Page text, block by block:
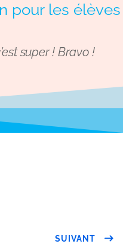
pour les élèves
super ! Bravo !
SUIVANT